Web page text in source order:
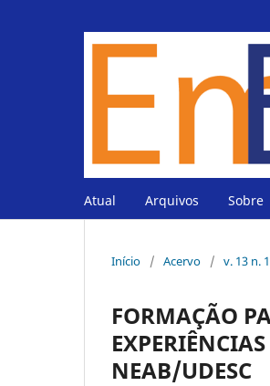
Atual Arquivos Sobre
Início / Acervo / v. 13 n.
FORMAÇÃO
NEAB/UDESC